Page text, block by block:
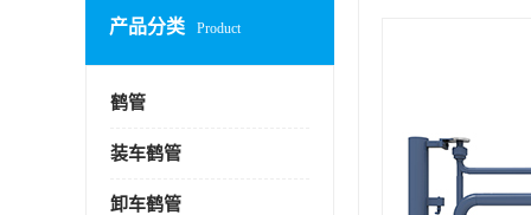
产品分类 Product
鹤管
装车鹤管
卸车鹤管